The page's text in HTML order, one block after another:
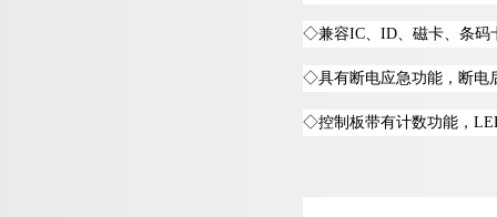
◇兼容IC、 ID、磁卡、条码
◇具有断电应急功能，断电
◇控制板带有计数功能 ， LE